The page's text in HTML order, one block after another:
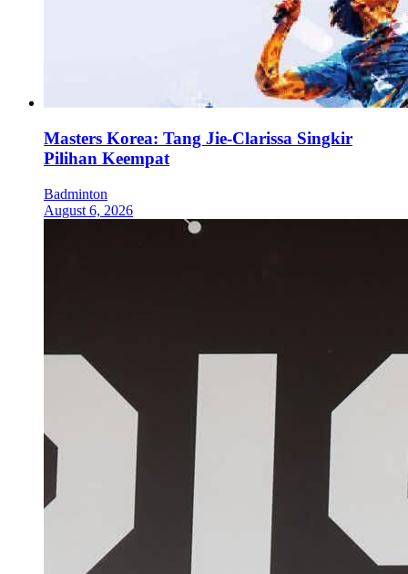
Masters Korea: Tang Jie-Clarissa Singkir
Pilihan Keempat
Badminton
August 6, 2026